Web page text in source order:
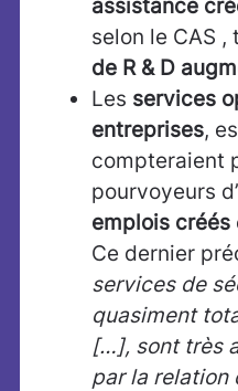
assistance
selon le CAS ,
de R & D
Les services
entreprises,
compteraient
pourvoyeurs
emplois créés
Ce dernier
services de
quasiment
[…], sont très
par la relation